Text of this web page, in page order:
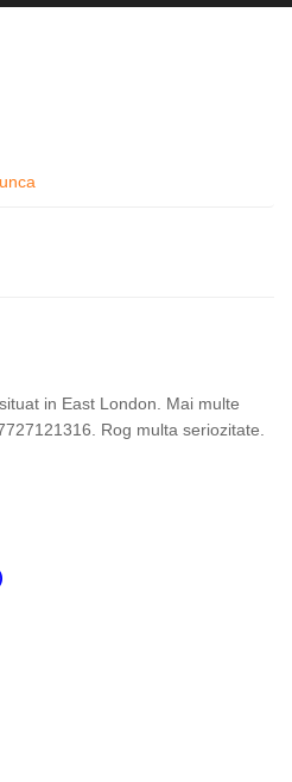
in East L‌ondon. Mai multe
Rog multa seriozitate.